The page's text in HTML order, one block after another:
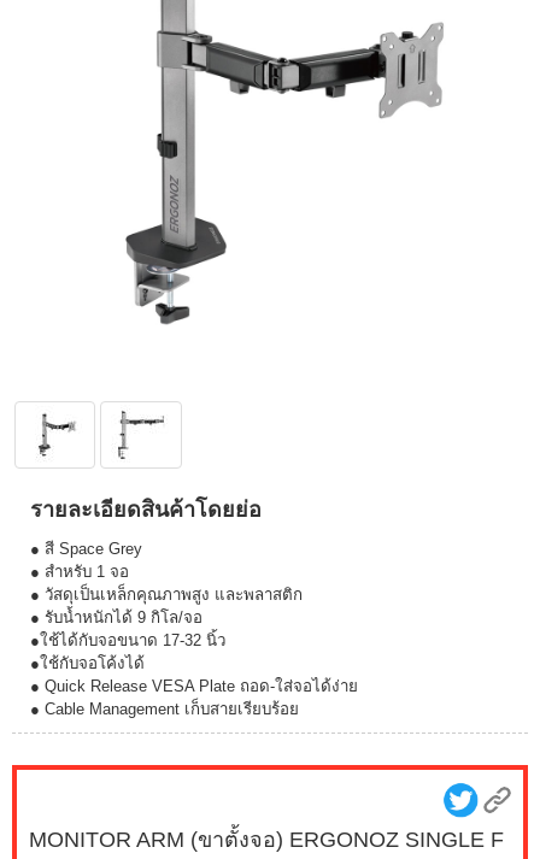
รายละเอียดสินค้าโดยย่อ
● สี Space Grey
● สำหรับ 1 จอ
● วัสดุเป็นเหล็กคุณภาพสูง และพลาสติก
● รับน้ำหนักได้ 9 กิโล/จอ
●ใช้ได้กับจอขนาด 17-32 นิ้ว
●ใช้กับจอโค้งได้
● Quick Release VESA Plate ถอด-ใส่จอได้ง่าย
● Cable Management เก็บสายเรียบร้อย
MONITOR ARM (ขาตั้งจอ) ERGONOZ SINGLE F